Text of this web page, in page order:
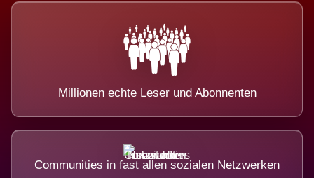
Millionen echte Leser und Abonnenten
Communities in fast allen sozialen Netzwerken